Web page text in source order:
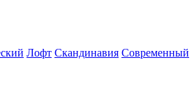
Лофт Скандинавия Современный